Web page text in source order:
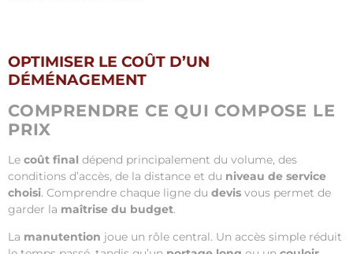
OPTIMISER LE COÛT D’UN
DÉMÉNAGEMENT
COMPRENDRE CE QUI COMPOSE LE
PRIX
Le coût final dépend principalement du volume, des
conditions d’accès, de la distance et du niveau de service
choisi. Comprendre chaque ligne du devis vous permet de
garder la maîtrise du budget.
La manutention joue un rôle central. Un accès simple réduit